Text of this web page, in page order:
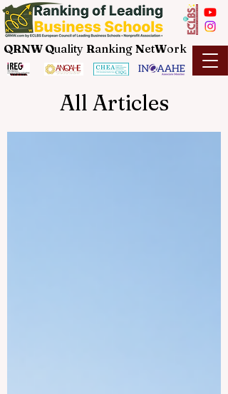
QRNW Quality Ranking NetWork
All Articles